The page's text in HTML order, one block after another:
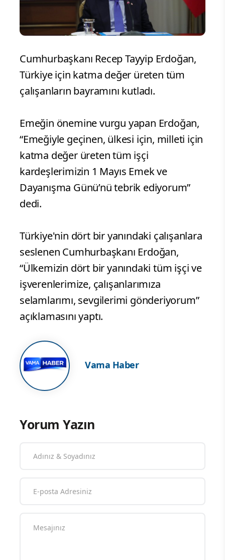
Cumhurbaşkanı Recep Tayyip Erdoğan,
Türkiye için katma değer üreten tüm
çalışanların bayramını kutladı.
Emeğin önemine vurgu yapan Erdoğan,
“Emeğiyle geçinen, ülkesi için, milleti için
katma değer üreten tüm işçi
kardeşlerimizin 1 Mayıs Emek ve
Dayanışma Günü’nü tebrik ediyorum”
dedi.
Türkiye'nin dört bir yanındaki çalışanlara
seslenen Cumhurbaşkanı Erdoğan,
“Ülkemizin dört bir yanındaki tüm işçi ve
işverenlerimize, çalışanlarımıza
selamlarımı, sevgilerimi gönderiyorum”
açıklamasını yaptı.
Vama Haber
Yorum Yazın